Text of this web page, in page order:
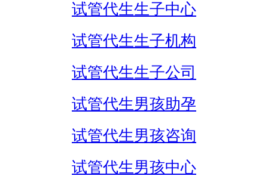
试管代生生子中心
试管代生生子机构
试管代生生子公司
试管代生男孩助孕
试管代生男孩咨询
试管代生男孩中心